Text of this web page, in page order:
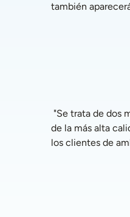
también
de la más alta
los clientes de